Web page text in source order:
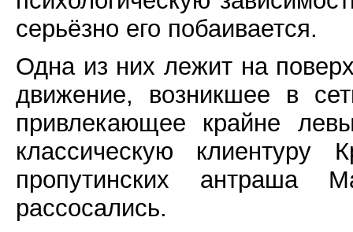
серьёзно его побаивается.
Одна из них лежит на
движение, возникшее в
привлекающее крайне
классическую клиентуру
пропутинских антраша
рассосались.